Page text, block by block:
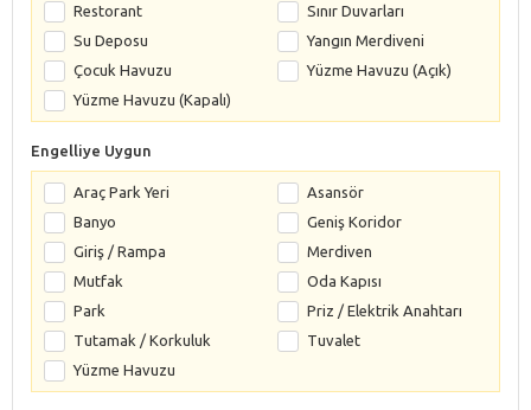
Restorant
Sınır Duvarları
Su Deposu
Yangın Merdiveni
Çocuk Havuzu
Yüzme Havuzu (Açık)
Yüzme Havuzu (Kapalı)
Engelliye Uygun
Araç Park Yeri
Asansör
Banyo
Geniş Koridor
Giriş / Rampa
Merdiven
Mutfak
Oda Kapısı
Park
Priz / Elektrik Anahtarı
Tutamak / Korkuluk
Tuvalet
Yüzme Havuzu